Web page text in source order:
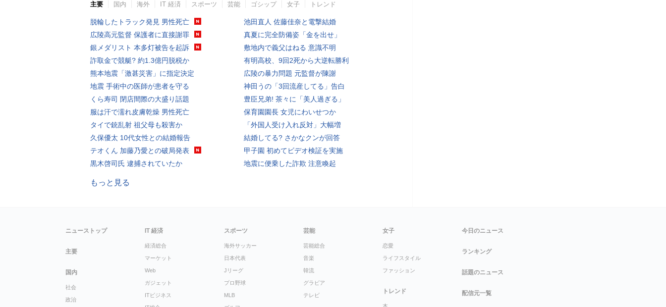
主要 国内 海外 IT 経済 スポーツ 芸能 ゴシップ 女子 トレンド
脱輪したトラック発見 男性死亡
広陵高元監督 保護者に直接謝罪
銀メダリスト 本多灯被告を起訴
詐取金で競艇? 約1.3億円脱税か
熊本地震「激甚災害」に指定決定
地震 手術中の医師が患者を守る
くら寿司 閉店間際の大盛り話題
服は汗で濡れ皮膚乾燥 男性死亡
タイで銃乱射 祖父母も殺害か
久保優太 10代女性との結婚報告
テオくん 加藤乃愛との破局発表
黒木啓司氏 逮捕されていたか
池田直人 佐藤佳奈と電撃結婚
真夏に完全防備姿「金を出せ」
敷地内で義父はねる 意識不明
有明高校、9回2死から大逆転勝利
広陵の暴力問題 元監督が陳謝
神田うの「3回流産してる」告白
豊臣兄弟! 茶々に「美人過ぎる」
保育園園長 女児にわいせつか
「外国人受け入れ反対」大幅増
結婚してる? さかなクンが回答
甲子園 初めてビデオ検証を実施
地震に便乗した詐欺 注意喚起
もっと見る
ニューストップ
主要
国内
社会
政治
IT 経済
経済総合
マーケット
Web
ガジェット
ITビジネス
スポーツ
海外サッカー
日本代表
Jリーグ
プロ野球
MLB
芸能
芸能総合
音楽
韓流
グラビア
テレビ
女子
恋愛
ライフスタイル
ファッション
トレンド
今日のニュース
ランキング
話題のニュース
配信元一覧